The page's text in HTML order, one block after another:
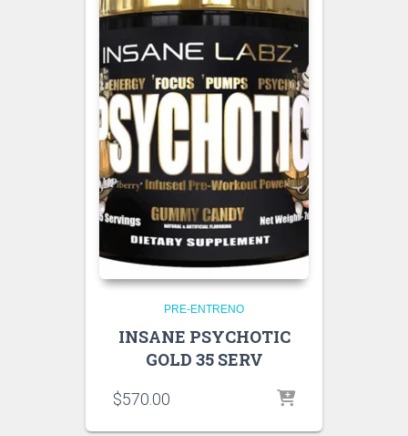
PRE-ENTRENO
INSANE PSYCHOTIC
GOLD 35 SERV
$570.00